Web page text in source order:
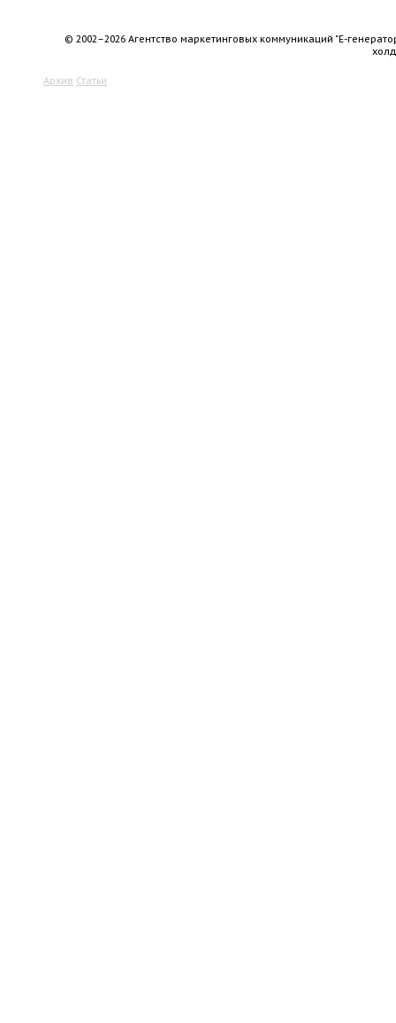
© 2002–2026 Агентство маркетинговых коммуникаций "Е-
Архив Статьи